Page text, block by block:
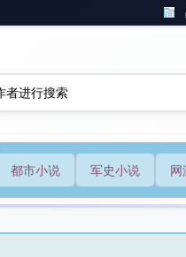
都市小说 军史小说 网